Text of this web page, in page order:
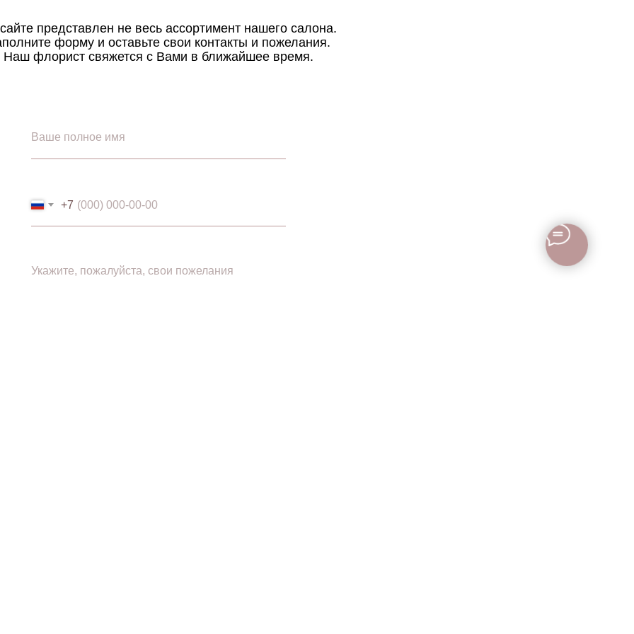
представлен не весь ассортимент нашего салона.
форму и оставьте свои контакты и пожелания.
Наш флорист свяжется с Вами в ближайшее время.
+7